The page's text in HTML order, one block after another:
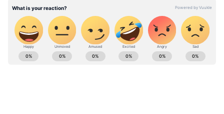
পর্যালোচনা করেছেন জেনারেল কলিতা।
জনতার রোষের শিকার বিজেপি নেতা
ABOUT THE AUTHOR